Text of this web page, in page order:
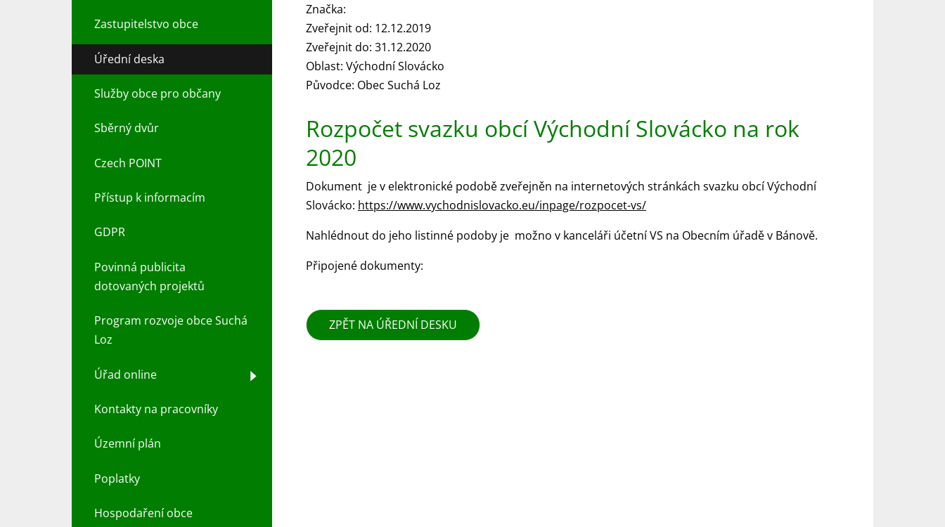
Značka:
Zveřejnit od: 12.12.2019
Zveřejnit do: 31.12.2020
Oblast: Východní Slovácko
Původce: Obec Suchá Loz
Rozpočet svazku obcí Východní Slovácko na rok
2020
Dokument je v elektronické podobě zveřejněn na internetových stránkách svazku obcí Východní
Slovácko: https://www.vychodnislovacko.eu/inpage/rozpocet-vs/
Nahlédnout do jeho listinné podoby je možno v kanceláři účetní VS na Obecním úřadě v Bánově.
Připojené dokumenty:
ZPĚT NA ÚŘEDNÍ DESKU
Zastupitelstvo obce
Úřední deska
Služby obce pro občany
Sběrný dvůr
Czech POINT
Přístup k informacím
GDPR
Povinná publicita
dotovaných projektů
Program rozvoje obce Suchá
Loz
Úřad online
Kontakty na pracovníky
Územní plán
Poplatky
Hospodaření obce